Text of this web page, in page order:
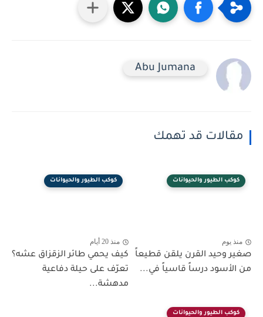
Abu Jumana
مقالات قد تهمك
كوكب الطيور والحيوانات
منذ يوم
صغير وحيد القرن يلقن قطيعاً
من الأسود درساً قاسياً في...
كوكب الطيور والحيوانات
منذ 20 أيام
كيف يحمي طائر الزقزاق عشه؟
تعرّف على حيلة دفاعية
مدهشة...
كوكب الطيور والحيوانات